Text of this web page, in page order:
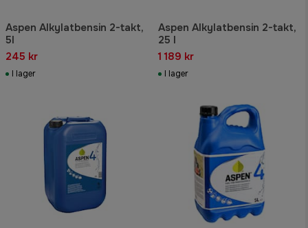
Aspen Alkylatbensin 2-takt,
5l
245 kr
I lager
Aspen Alkylatbensin 2-takt,
25 l
1 189 kr
I lager